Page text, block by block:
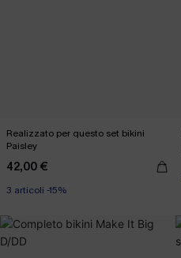
Realizzato per questo set bikini
Paisley
42,00 €
3 articoli -15%